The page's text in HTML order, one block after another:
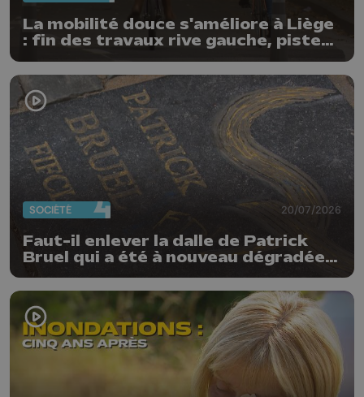
La mobilité douce s'améliore à Liège
: fin des travaux rive gauche, pistes
Guillemins...
SOCIÉTÉ 20/07/2026
Faut-il enlever la dalle de Patrick
Bruel qui a été à nouveau dégradée ?
"Nos ouvriers sont en vacances"